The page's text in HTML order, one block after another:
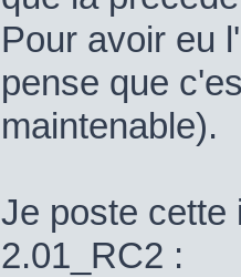
Pour avoir eu
pense que
maintenable).
Je poste cette
2.01_RC2 :